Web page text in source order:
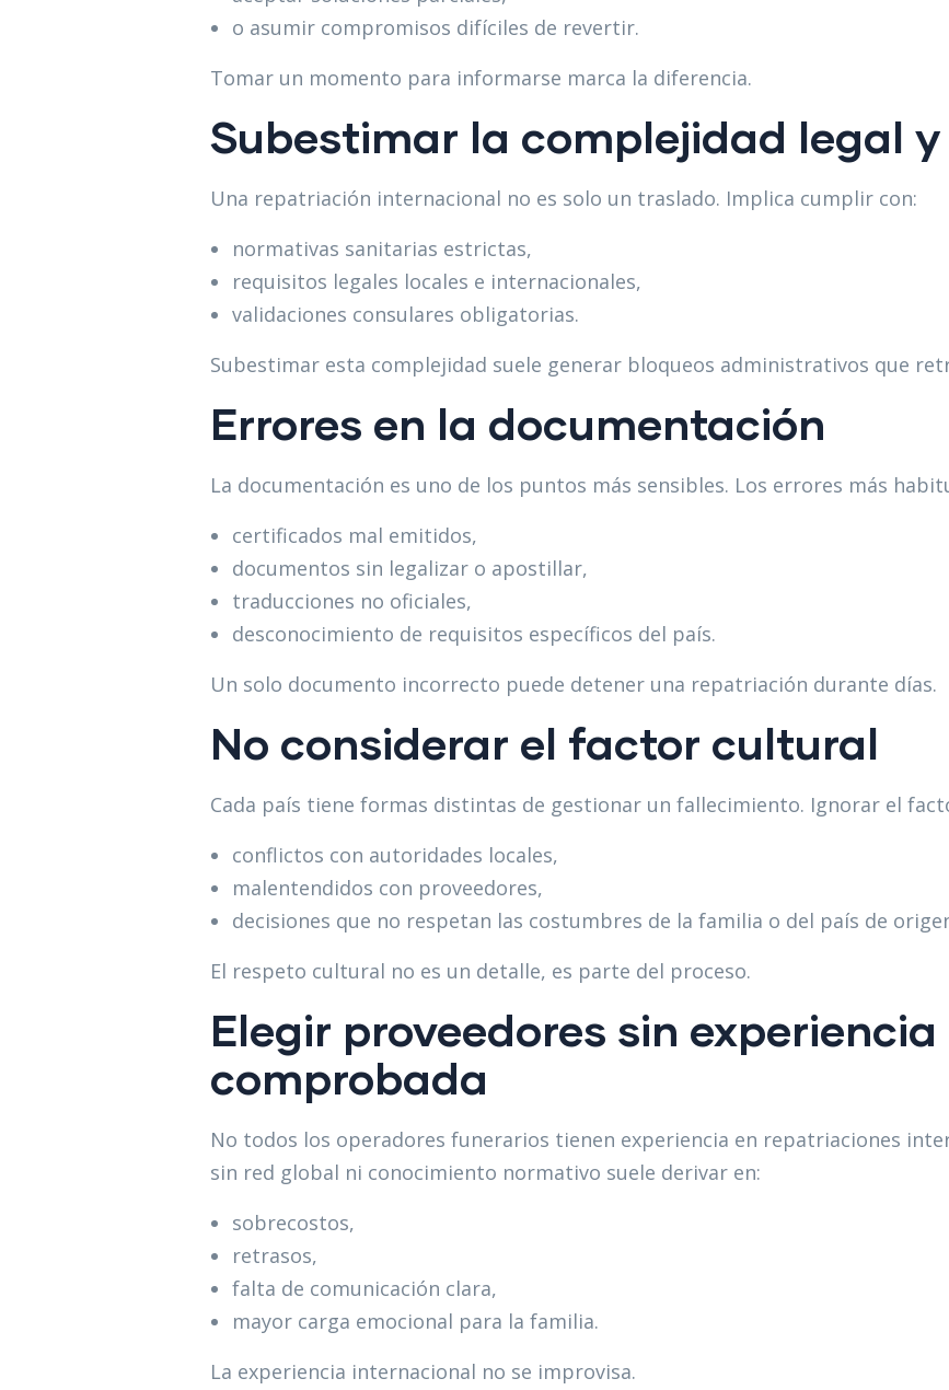
o asumir compromisos difíciles de revertir.
Tomar un momento para informarse marca la diferencia.
Subestimar la complejidad legal
Una repatriación internacional no es solo un traslado. Implica cumplir con:
normativas sanitarias estrictas,
requisitos legales locales e internacionales,
validaciones consulares obligatorias.
Subestimar esta complejidad suele generar bloqueos administrativos que
Errores en la documentación
La documentación es uno de los puntos más sensibles. Los errores más
certificados mal emitidos,
documentos sin legalizar o apostillar,
traducciones no oficiales,
desconocimiento de requisitos específicos del país.
Un solo documento incorrecto puede detener una repatriación durante días.
No considerar el factor cultural
Cada país tiene formas distintas de gestionar un fallecimiento. Ignorar el
conflictos con autoridades locales,
malentendidos con proveedores,
decisiones que no respetan las costumbres de la familia o del país de
El respeto cultural no es un detalle, es parte del proceso.
Elegir proveedores sin
comprobada
No todos los operadores funerarios tienen experiencia en repatriaciones
sin red global ni conocimiento normativo suele derivar en:
sobrecostos,
retrasos,
falta de comunicación clara,
mayor carga emocional para la familia.
La experiencia internacional no se improvisa.